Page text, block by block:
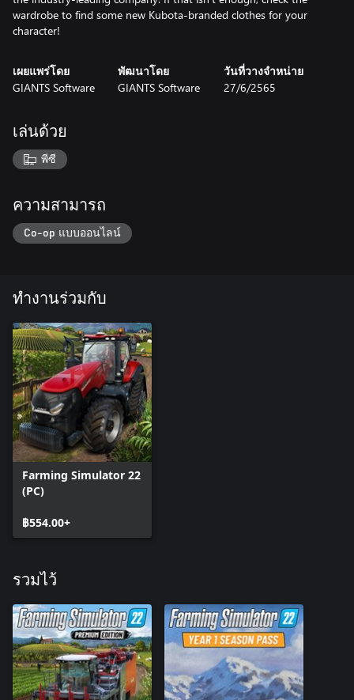
wardrobe to find some new Kubota-branded clothes for your
เผยแพร่โดย
GIANTS Software
พัฒนาโดย
GIANTS Software
วันที่วางจำหน่าย
27/6/2565
เล่นด้วย
พีซี
ความสามารถ
Co-op แบบออนไลน์
ทำงานร่วมกับ
Farming Simulator 22
(PC)
฿554.00+
รวมไว้